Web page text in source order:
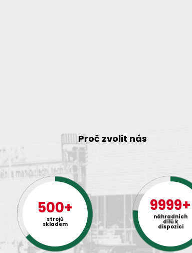
Proč zvolit nás
500+
strojů
skladem
9999+
náhradních
dílů k
dispozici